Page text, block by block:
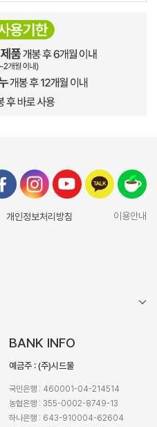
개인정보처리방침
이용안내
BANK INFO
예금주 : (주)시드물
국민은행 : 460001-04-214514
농협은행 : 355-0002-8749-13
하나은행 : 643-910004-62604